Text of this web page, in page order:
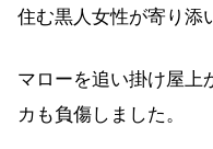
住む黒人女性が寄り添
マローを追い掛け屋上
カも負傷しました。